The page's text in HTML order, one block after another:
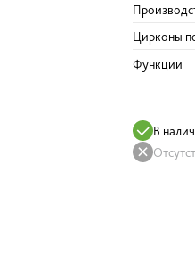
Цирконы
Функции
В